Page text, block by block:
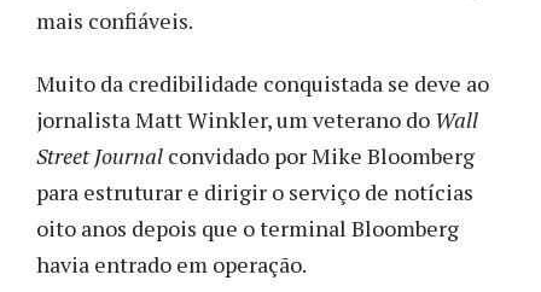
mais confiáveis.
Muito da credibilidade conquistada se deve ao
jornalista Matt Winkler, um veterano do Wall
Street Journal convidado por Mike Bloomberg
para estruturar e dirigir o serviço de notícias
oito anos depois que o terminal Bloomberg
havia entrado em operação.